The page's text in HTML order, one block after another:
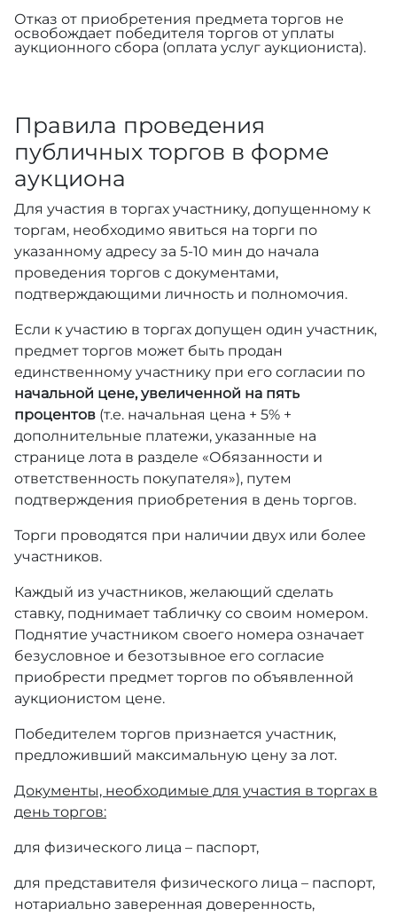
Отказ от приобретения предмета торгов не
освобождает победителя торгов от уплаты
аукционного сбора (оплата услуг аукциониста).
Правила проведения
публичных торгов в форме
аукциона
Для участия в торгах участнику, допущенному к
торгам, необходимо явиться на торги по
указанному адресу за 5-10 мин до начала
проведения торгов с документами,
подтверждающими личность и полномочия.
Если к участию в торгах допущен один участник,
предмет торгов может быть продан
единственному участнику при его согласии по
начальной цене, увеличенной на пять
процентов (т.е. начальная цена + 5% +
дополнительные платежи, указанные на
странице лота в разделе «Обязанности и
ответственность покупателя»), путем
подтверждения приобретения в день торгов.
Торги проводятся при наличии двух или более
участников.
Каждый из участников, желающий сделать
ставку, поднимает табличку со своим номером.
Поднятие участником своего номера означает
безусловное и безотзывное его согласие
приобрести предмет торгов по объявленной
аукционистом цене.
Победителем торгов признается участник,
предложивший максимальную цену за лот.
Документы, необходимые для участия в торгах в
день торгов:
для физического лица – паспорт,
для представителя физического лица – паспорт,
нотариально заверенная доверенность,